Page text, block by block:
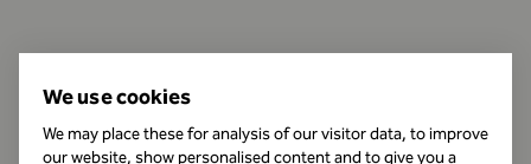
We use cookies
We may place these for analysis of our visitor data, to improve
our website, show personalised content and to give you a